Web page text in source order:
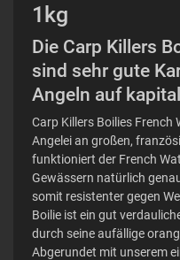
1kg
Die Carp Killers
sind sehr gute
Angeln auf
Carp Killers Boilies French
Angelei an großen,
funktioniert der French
Gewässern natürlich
somit resistenter gegen
Boilie ist ein gut
durch seine aufällige
Abgerundet mit unserem